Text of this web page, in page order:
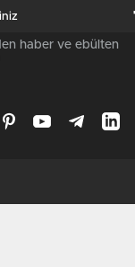
haber ve ebülten